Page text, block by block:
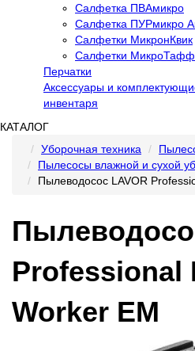
Салфетка ПВАмикро
Салфетка ПУРмикро
Салфетки МикронКвик
Салфетки МикроТафф
Перчатки
Аксессуары и
инвентаря
КАТАЛОГ
Уборочная техника
Пылесосы влажной и сухой
Пылеводосос LAVOR
Professional
Worker EM